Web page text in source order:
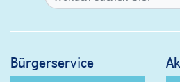
Bürgerservice